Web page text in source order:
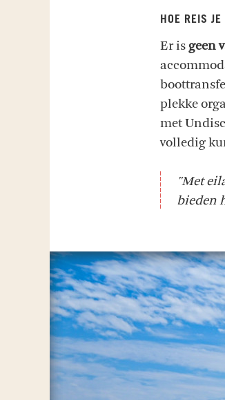
HOE REIS
Er is geen
plekke
met
volledig
"Met
bieden